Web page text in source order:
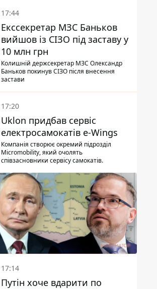
17:44
Екссекретар МЗС Баньков
вийшов із СІЗО під заставу у
10 млн грн
Колишній держсекретар МЗС Олександр
Баньков покинув СІЗО після внесення
застави
17:20
Uklon придбав сервіс
електросамокатів e-Wings
Компанія створює окремий підрозділ
Micromobility, який очолять
співзасновники сервісу самокатів.
17:14
Путін хоче вдарити по